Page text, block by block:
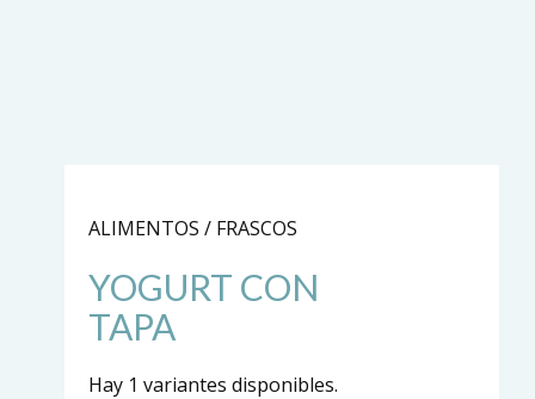
ALIMENTOS / FRASCOS
YOGURT CON
TAPA
Hay 1 variantes disponibles.